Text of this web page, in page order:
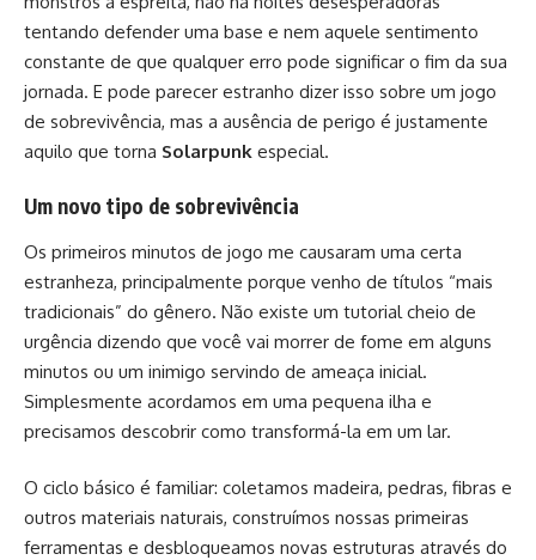
tentando defender uma base e nem aquele sentimento
constante de que qualquer erro pode significar o fim da sua
jornada. E pode parecer estranho dizer isso sobre um jogo
de sobrevivência, mas a ausência de perigo é justamente
aquilo que torna Solarpunk especial.
Um novo tipo de sobrevivência
Os primeiros minutos de jogo me causaram uma certa
estranheza, principalmente porque venho de títulos “mais
tradicionais” do gênero. Não existe um tutorial cheio de
urgência dizendo que você vai morrer de fome em alguns
minutos ou um inimigo servindo de ameaça inicial.
Simplesmente acordamos em uma pequena ilha e
precisamos descobrir como transformá-la em um lar.
O ciclo básico é familiar: coletamos madeira, pedras, fibras e
outros materiais naturais, construímos nossas primeiras
ferramentas e desbloqueamos novas estruturas através do